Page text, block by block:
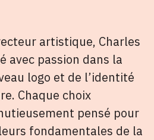
artistique, Charles
avec passion dans la
logo et de l’identité
Chaque choix
pensé pour
fondamentales de la